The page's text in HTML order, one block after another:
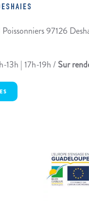
97126
13h | 17h-19h /Sur